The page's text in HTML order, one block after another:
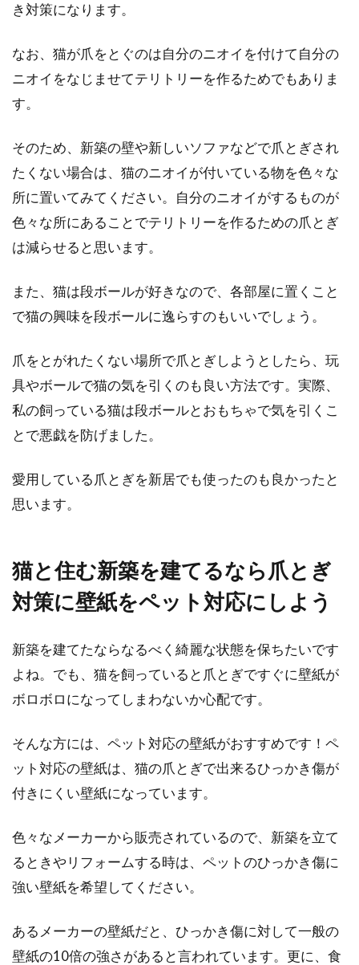
駐車場のトラブルなど！アパートで
起こったトラブル対処法
駐車や車の停...
男性から女性の化粧が怖いと思われ
る人のメイクって？
女性にとっては可愛く見られたかったり綺麗だ
と思ってやっていても、女性の化粧が濃くて怖
目の周りの脂肪のかたまりって何？
それって稗粒腫かも！
目の周りの気になる白いプツプツ、脂肪かたま
田舎と都会の生活の違いとは？学校
や病院は不便？田舎調査！
田舎でののんびりした暮らしに憧れを抱くこ
と、ありますよね。都会の喧騒で過ごす毎日に
疲れて、ふ...
神棚の掃除は男性が行うのが当たり
前？女性がダメな理由は？
神棚の掃除は女性がしてはいけない説があり、
か？その...
き対策になります。
なお、猫が爪をとぐのは自分のニオイを付けて自分の
ニオイをなじませてテリトリーを作るためでもありま
す。
そのため、新築の壁や新しいソファなどで爪とぎされ
たくない場合は、猫のニオイが付いている物を色々な
所に置いてみてください。自分のニオイがするものが
色々な所にあることでテリトリーを作るための爪とぎ
は減らせると思います。
また、猫は段ボールが好きなので、各部屋に置くこと
で猫の興味を段ボールに逸らすのもいいでしょう。
爪をとがれたくない場所で爪とぎしようとしたら、玩
具やボールで猫の気を引くのも良い方法です。実際、
私の飼っている猫は段ボールとおもちゃで気を引くこ
とで悪戯を防げました。
愛用している爪とぎを新居でも使ったのも良かったと
思います。
猫と住む新築を建てるなら爪とぎ
対策に壁紙をペット対応にしよう
新築を建てたならなるべく綺麗な状態を保ちたいです
よね。でも、猫を飼っていると爪とぎですぐに壁紙が
ボロボロになってしまわないか心配です。
そんな方には、ペット対応の壁紙がおすすめです！ペ
ット対応の壁紙は、猫の爪とぎで出来るひっかき傷が
付きにくい壁紙になっています。
色々なメーカーから販売されているので、新築を立て
るときやリフォームする時は、ペットのひっかき傷に
強い壁紙を希望してください。
あるメーカーの壁紙だと、ひっかき傷に対して一般の
壁紙の10倍の強さがあると言われています。更に、食